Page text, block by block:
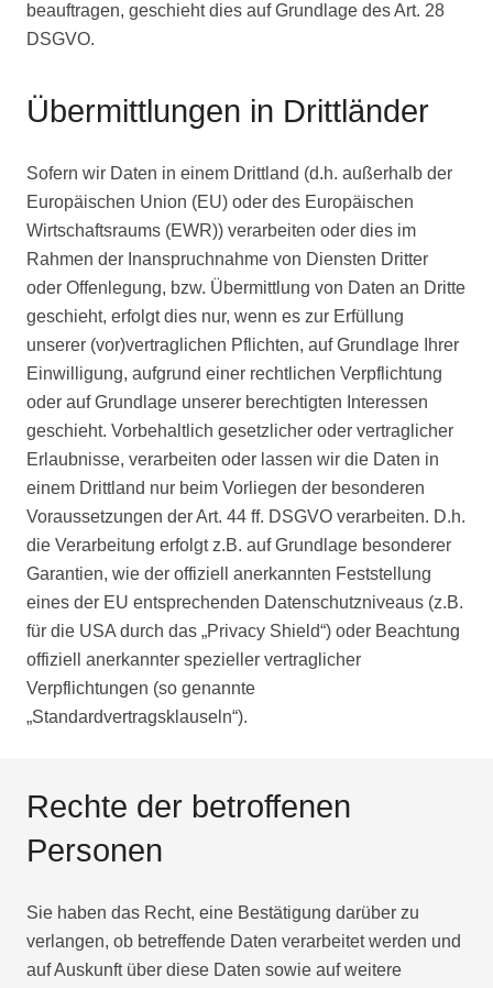
beauftragen, geschieht dies auf Grundlage des Art. 28
DSGVO.
Übermittlungen in Drittländer
Sofern wir Daten in einem Drittland (d.h. außerhalb der
Europäischen Union (EU) oder des Europäischen
Wirtschaftsraums (EWR)) verarbeiten oder dies im
Rahmen der Inanspruchnahme von Diensten Dritter
oder Offenlegung, bzw. Übermittlung von Daten an Dritte
geschieht, erfolgt dies nur, wenn es zur Erfüllung
unserer (vor)vertraglichen Pflichten, auf Grundlage Ihrer
Einwilligung, aufgrund einer rechtlichen Verpflichtung
oder auf Grundlage unserer berechtigten Interessen
geschieht. Vorbehaltlich gesetzlicher oder vertraglicher
Erlaubnisse, verarbeiten oder lassen wir die Daten in
einem Drittland nur beim Vorliegen der besonderen
Voraussetzungen der Art. 44 ff. DSGVO verarbeiten. D.h.
die Verarbeitung erfolgt z.B. auf Grundlage besonderer
Garantien, wie der offiziell anerkannten Feststellung
eines der EU entsprechenden Datenschutzniveaus (z.B.
für die USA durch das „Privacy Shield“) oder Beachtung
offiziell anerkannter spezieller vertraglicher
Verpflichtungen (so genannte
„Standardvertragsklauseln“).
Rechte der betroffenen
Personen
Sie haben das Recht, eine Bestätigung darüber zu
verlangen, ob betreffende Daten verarbeitet werden und
auf Auskunft über diese Daten sowie auf weitere